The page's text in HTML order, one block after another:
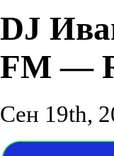
DJ
FM —
Сен 19th,